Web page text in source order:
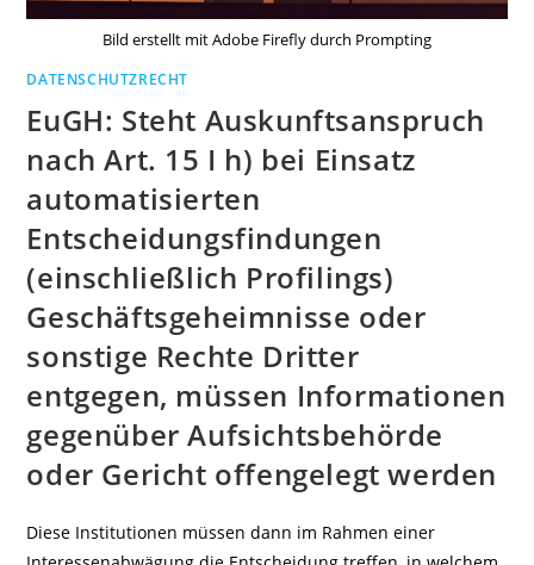
Bild erstellt mit Adobe Firefly durch Prompting
DATENSCHUTZRECHT
EuGH: Steht Auskunftsanspruch
nach Art. 15 I h) bei Einsatz
automatisierten
Entscheidungsfindungen
(einschließlich Profilings)
Geschäftsgeheimnisse oder
sonstige Rechte Dritter
entgegen, müssen Informationen
gegenüber Aufsichtsbehörde
oder Gericht offengelegt werden
Diese Institutionen müssen dann im Rahmen einer